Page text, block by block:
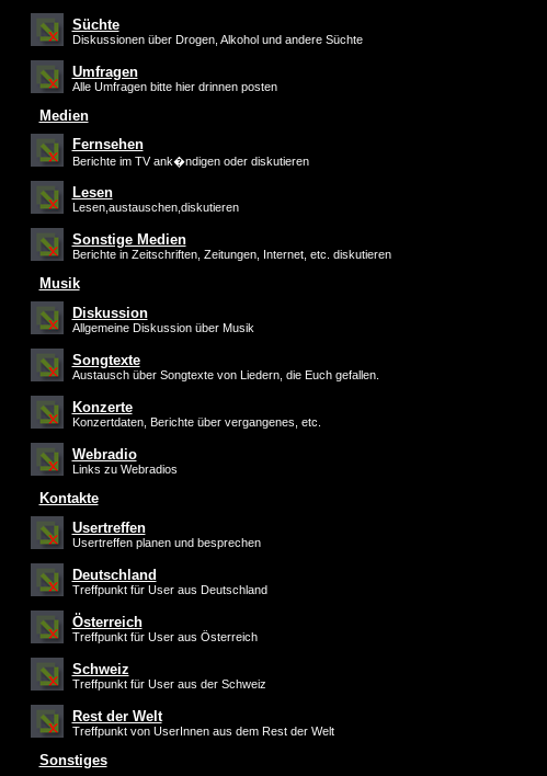
Süchte
Diskussionen über Drogen, Alkohol und andere Süchte
Umfragen
Alle Umfragen bitte hier drinnen posten
Medien
Fernsehen
Berichte im TV ank�ndigen oder diskutieren
Lesen
Lesen,austauschen,diskutieren
Sonstige Medien
Berichte in Zeitschriften, Zeitungen, Internet, etc. diskutieren
Musik
Diskussion
Allgemeine Diskussion über Musik
Songtexte
Austausch über Songtexte von Liedern, die Euch gefallen.
Konzerte
Konzertdaten, Berichte über vergangenes, etc.
Webradio
Links zu Webradios
Kontakte
Usertreffen
Usertreffen planen und besprechen
Deutschland
Treffpunkt für User aus Deutschland
Österreich
Treffpunkt für User aus Österreich
Schweiz
Treffpunkt für User aus der Schweiz
Rest der Welt
Treffpunkt von UserInnen aus dem Rest der Welt
Sonstiges